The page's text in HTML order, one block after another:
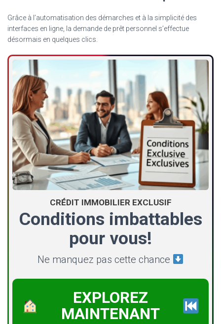
Grâce à l’automatisation des démarches et à la simplicité des
interfaces en ligne, la demande de prêt personnel s’effectue
désormais en quelques clics.
CRÉDIT IMMOBILIER EXCLUSIF
Conditions imbattables
pour vous!
Ne manquez pas cette chance
EXPLOREZ
MAINTENANT